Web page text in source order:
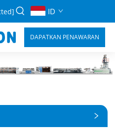
ID
DAPATKAN PENAWARAN